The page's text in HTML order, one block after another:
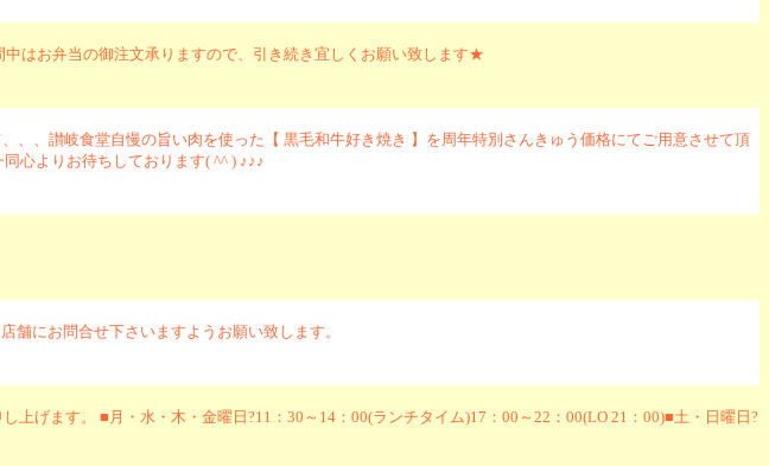
はお弁当の御注文承りますので、引き続き宜しくお願い致します★
、、讃岐食堂自慢の旨い肉を使った【 黒毛和牛好き焼き 】を周年特別さんきゅう価格にてご用意させて頂
心よりお待ちしております( ^^ ) ♪♪♪
舗にお問合せ下さいますようお願い致します。
げます。 ■月・水・木・金曜日?11：30～14：00(ランチタイム)17：00～22：00(LO 21：00)■土・日曜日?